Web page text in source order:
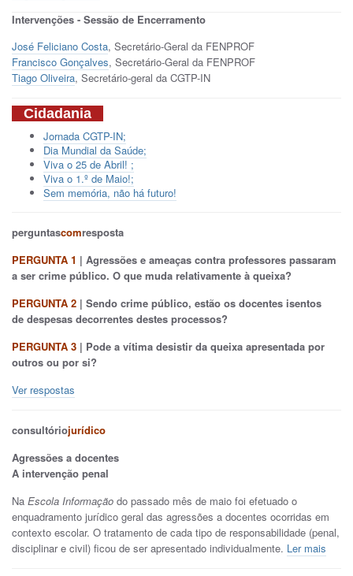
Intervenções - Sessão de Encerramento
José Feliciano Costa, Secretário-Geral da FENPROF
Francisco Gonçalves, Secretário-Geral da FENPROF
Tiago Oliveira, Secretário-geral da CGTP-IN
Cidadania
Jornada CGTP-IN;
Dia Mundial da Saúde;
Viva o 25 de Abril! ;
Viva o 1.º de Maio!;
Sem memória, não há futuro!
perguntascomresposta
PERGUNTA 1 | Agressões e ameaças contra professores passaram
a ser crime público. O que muda relativamente à queixa?
PERGUNTA 2 | Sendo crime público, estão os docentes isentos
de despesas decorrentes destes processos?
PERGUNTA 3 | Pode a vítima desistir da queixa apresentada por
outros ou por si?
Ver respostas
consultóriojurídico
Agressões a docentes
A intervenção penal
Na Escola Informação do passado mês de maio foi efetuado o
enquadramento jurídico geral das agressões a docentes ocorridas em
contexto escolar. O tratamento de cada tipo de responsabilidade (penal,
disciplinar e civil) ficou de ser apresentado individualmente. Ler mais